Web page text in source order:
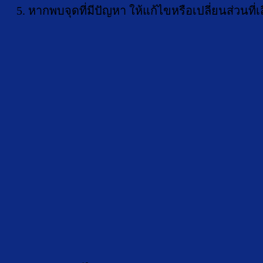
หากพบจุดที่มีปัญหา ให้แก้ไขหรือเปลี่ยนส่วนที่เ